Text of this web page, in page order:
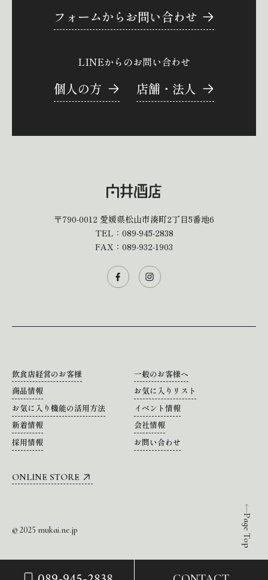
Page Top
フォームからお問い合わせ
LINEからのお問い合わせ
個人の方 店舗・法人
〒790-0012 愛媛県松山市湊町2丁目5番地6
TEL： 089-945-2838
FAX：089-932-1903
飲食店経営のお客様
一般のお客様へ
商品情報
お気に入りリスト
お気に入り機能の活用方法
イベント情報
新着情報
会社情報
採用情報
お問い合わせ
ONLINE STORE
© 2025 mukai.ne.jp